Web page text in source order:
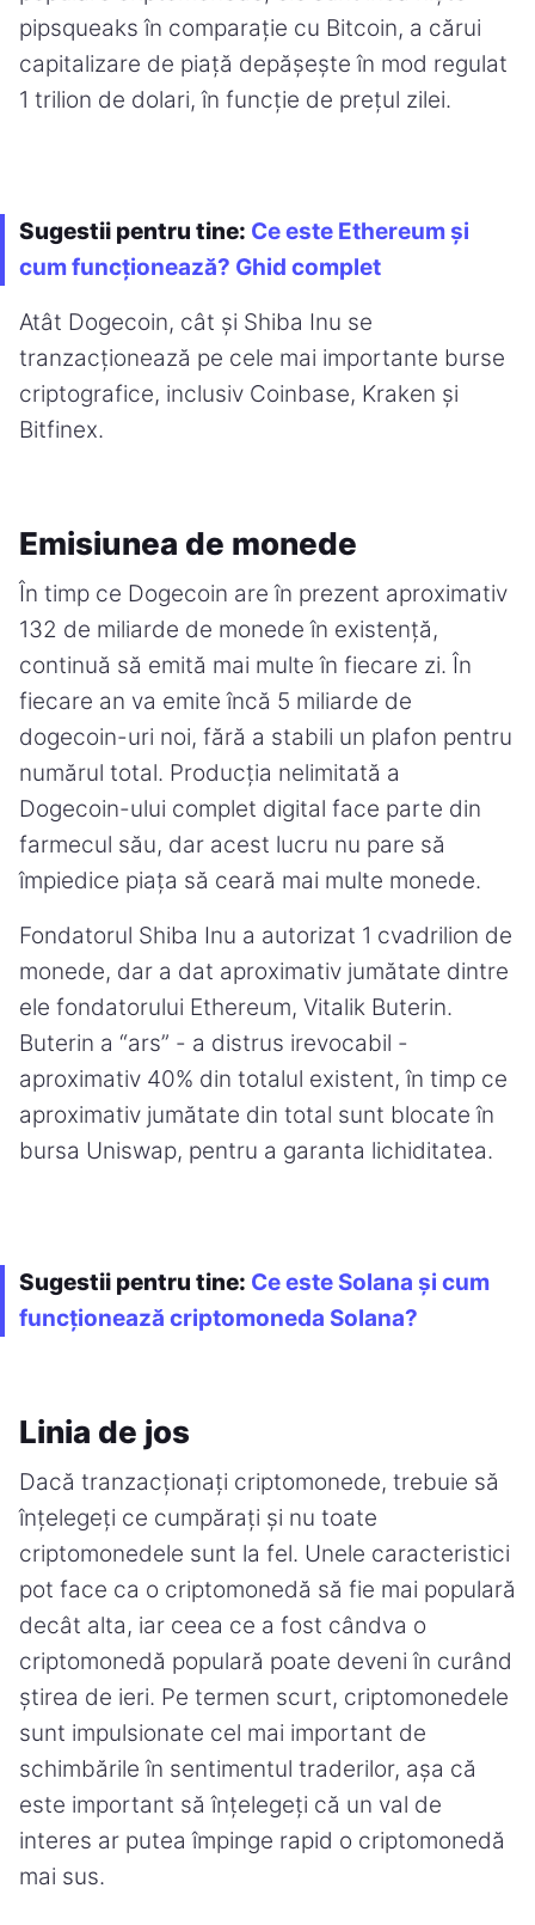
pipsqueaks în comparație cu Bitcoin, a cărui
capitalizare de piață depășește în mod regulat
1 trilion de dolari, în funcție de prețul zilei.
Sugestii pentru tine: Ce este Ethereum și
cum funcționează? Ghid complet
Atât Dogecoin, cât și Shiba Inu se
tranzacționează pe cele mai importante burse
criptografice, inclusiv Coinbase, Kraken și
Bitfinex.
Emisiunea de monede
În timp ce Dogecoin are în prezent aproximativ
132 de miliarde de monede în existență,
continuă să emită mai multe în fiecare zi. În
fiecare an va emite încă 5 miliarde de
dogecoin-uri noi, fără a stabili un plafon pentru
numărul total. Producția nelimitată a
Dogecoin-ului complet digital face parte din
farmecul său, dar acest lucru nu pare să
împiedice piața să ceară mai multe monede.
Fondatorul Shiba Inu a autorizat 1 cvadrilion de
monede, dar a dat aproximativ jumătate dintre
ele fondatorului Ethereum, Vitalik Buterin.
Buterin a “ars” - a distrus irevocabil -
aproximativ 40% din totalul existent, în timp ce
aproximativ jumătate din total sunt blocate în
bursa Uniswap, pentru a garanta lichiditatea.
Sugestii pentru tine: Ce este Solana și cum
funcționează criptomoneda Solana?
Linia de jos
Dacă tranzacționați criptomonede, trebuie să
înțelegeți ce cumpărați și nu toate
criptomonedele sunt la fel. Unele caracteristici
pot face ca o criptomonedă să fie mai populară
decât alta, iar ceea ce a fost cândva o
criptomonedă populară poate deveni în curând
știrea de ieri. Pe termen scurt, criptomonedele
sunt impulsionate cel mai important de
schimbările în sentimentul traderilor, așa că
este important să înțelegeți că un val de
interes ar putea împinge rapid o criptomonedă
mai sus.